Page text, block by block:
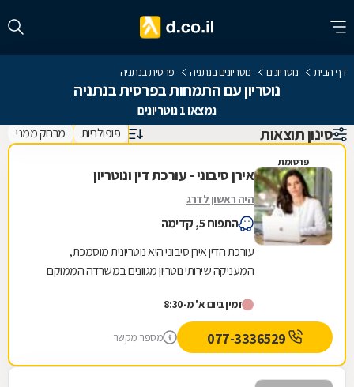
דף הבית נוטריונים נוטריונים בנתניה פרסית בנתניה
נוטריון עם התמחות בפרסית בנתניה
נמצאו 1 נוטריונים
סינון תוצאות פופולריות מרחק ממני
פרסומת
אירן סיבוני - עורכת דין ונוטריון
היה ראשון לדרג
התפוח 5, קדימה
עורכת הדין אירן סיבוני היא נוטריונית מוסמכת,
המעניקה שירותי נוטריון מגוונים במשרדה הממוקם
למנות:...
זמין ביום א' מ-8:30
מספר מקשר